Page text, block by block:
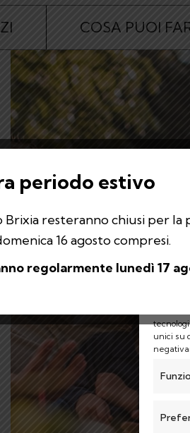
Per
unici su
COSA PUOI
periodo estivo
resteranno chiusi per la
16 agosto compresi.
regolarmente lunedì 17